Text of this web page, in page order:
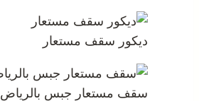
ديكور سقف مستعار
سقف مستعار جبس بالرياض